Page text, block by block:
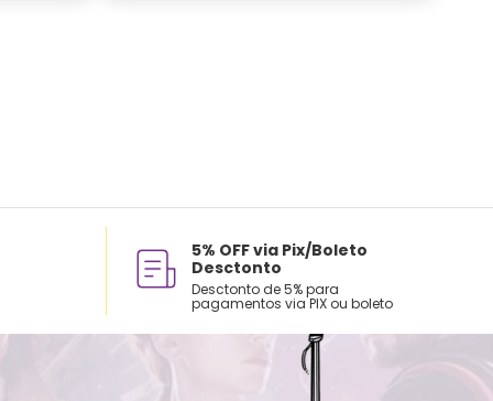
5% OFF via Pix/Boleto
Desctonto
Desctonto de 5% para
pagamentos via PIX ou boleto